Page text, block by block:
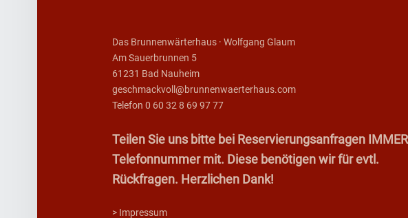
Das Brunnenwärterhaus · Wolfgang Glaum
Am Sauerbrunnen 5
61231 Bad Nauheim
geschmackvoll@brunnenwaerterhaus.com
Telefon 0 60 32 8 69 97 77
Teilen Sie uns bitte bei Reservierungsanfragen
Telefonnummer mit. Diese benötigen wir für evtl.
Rückfragen. Herzlichen Dank!
> Impressum